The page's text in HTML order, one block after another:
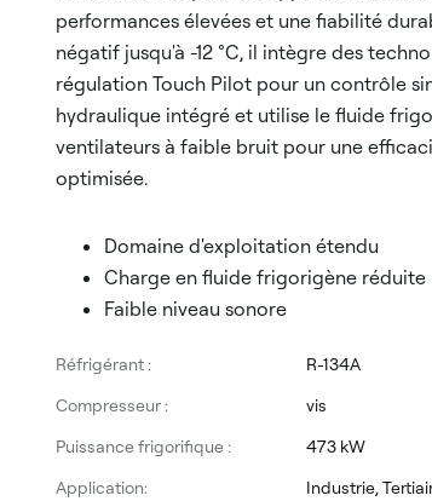
performances élevées et une fiabilité
négatif jusqu'à -12 °C, il intègre des
régulation Touch Pilot pour un contrôle
hydraulique intégré et utilise le fluide
ventilateurs à faible bruit pour une
optimisée.
Domaine d'exploitation étendu
Charge en fluide frigorigène réduite
Faible niveau sonore
Réfrigérant :
R-134A
Compresseur :
vis
Puissance frigorifique :
473 kW
Application:
Industrie,